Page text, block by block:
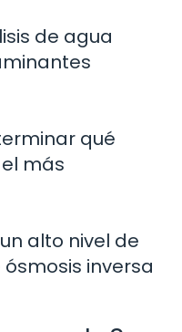
de agua
qué
más
alto nivel de
inversa